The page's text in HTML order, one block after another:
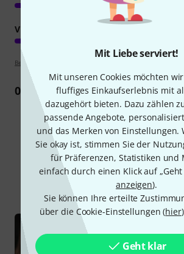
Mit Liebe serviert!
Mit unseren Cookies möchten
fluffiges Einkaufserlebnis mit
dazugehört bieten. Dazu zählen
passende Angebote,
und das Merken von Einstellungen.
Sie okay ist, stimmen Sie der
für Präferenzen, Statistiken und
einfach durch einen Klick auf „Geht
anzeigen).
Sie können Ihre erteilte
über die Cookie-Einstellungen (hier
Geht klar
VERARBEITUNG
Bewertungsrichtlinien
0Rezension
Schon
Alle Ratgeber